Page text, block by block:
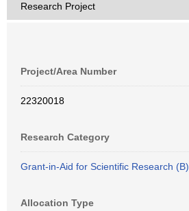
Research Project
Project/Area Number
22320018
Research Category
Grant-in-Aid for Scientific Research (B)
Allocation Type